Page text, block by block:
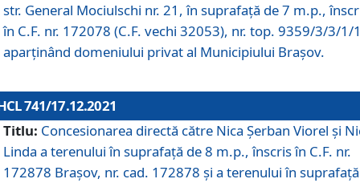
str. General Mociulschi nr. 21, în suprafață de 7 m.p.,
în C.F. nr. 172078 (C.F. vechi 32053), nr. top. 9359/3/3/1/
aparținând domeniului privat al Municipiului Brașov.
741/17.12.2021
Titlu: Concesionarea directă către Nica Șerban Viorel și
Linda a terenului în suprafață de 8 m.p., înscris în C.F. nr.
172878 Brașov, nr. cad. 172878 și a terenului în